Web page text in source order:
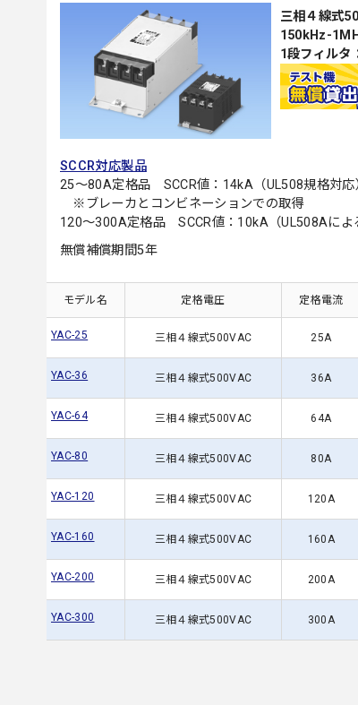
三相４線式
150kHz-
1段フィルタ
SCCR対応製品
25～80A定格品 SCCR値：14kA（UL508規格対応
※ブレーカとコンビネーションでの取得
120～300A定格品 SCCR値：10kA（UL508Aによ
無償補償期間5年
モデル名 定格電圧 定格電流
YAC-25 三相４線式500VAC 25A
YAC-36 三相４線式500VAC 36A
YAC-64 三相４線式500VAC 64A
YAC-80 三相４線式500VAC 80A
YAC-120 三相４線式500VAC 120A
YAC-160 三相４線式500VAC 160A
YAC-200 三相４線式500VAC 200A
YAC-300 三相４線式500VAC 300A